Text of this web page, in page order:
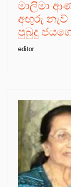
මාලිමා
අඟුරු නැව්
පුබුදු
editor